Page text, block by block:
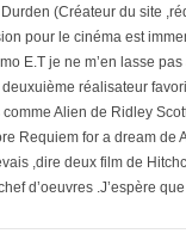
(Créateur du site
pour le cinéma est
E.T je ne m’en lasse
réalisateur
comme Alien de Ridley
Requiem for a dream de
,dire deux film de
d’oeuvres .J’espère